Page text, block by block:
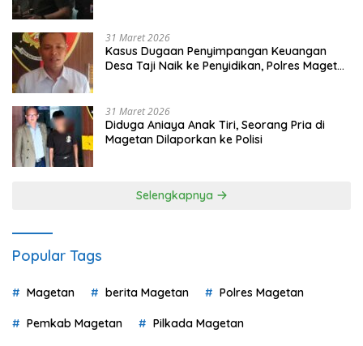
31 Maret 2026
Kasus Dugaan Penyimpangan Keuangan
Desa Taji Naik ke Penyidikan, Polres Magetan
31 Maret 2026
Diduga Aniaya Anak Tiri, Seorang Pria di
Magetan Dilaporkan ke Polisi
Selengkapnya
Popular Tags
Magetan berita Magetan Polres Magetan
Pemkab Magetan Pilkada Magetan